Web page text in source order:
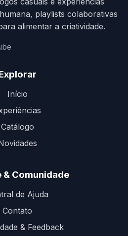
playlists colaborativas
alimentar a criatividade.
Início
Catálogo
& Comunidade
de Ajuda
Contato
& Feedback